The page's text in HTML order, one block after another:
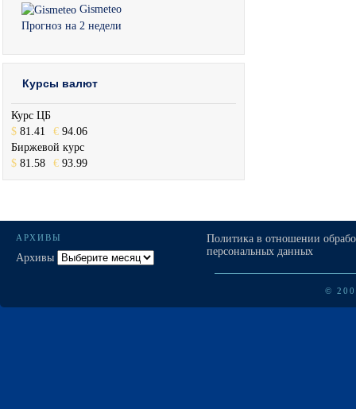
Gismeteo
Прогноз на 2 недели
Курсы валют
Курс ЦБ
$ 81.41 € 94.06
Биржевой курс
$ 81.58 € 93.99
АРХИВЫ
Архивы
Политика в отношении
персональных данных
©